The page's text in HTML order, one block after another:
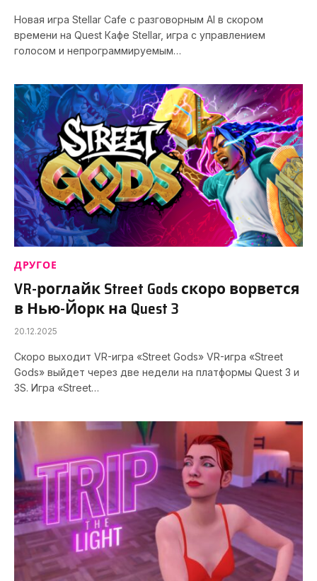
Новая игра Stellar Cafe с разговорным AI в скором
времени на Quest Кафе Stellar, игра с управлением
голосом и непрограммируемым…
ДРУГОЕ
VR-роглайк Street Gods скоро ворвется
в Нью-Йорк на Quest 3
20.12.2025
Скоро выходит VR-игра «Street Gods» VR-игра «Street
Gods» выйдет через две недели на платформы Quest 3 и
3S. Игра «Street…